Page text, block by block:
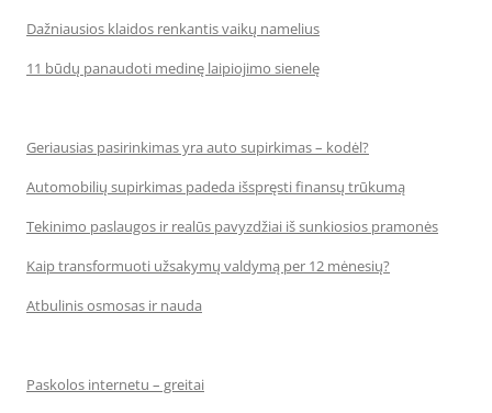
Dažniausios klaidos renkantis vaikų namelius
11 būdų panaudoti medinę laipiojimo sienelę
Geriausias pasirinkimas yra auto supirkimas – kodėl?
Automobilių supirkimas padeda išspręsti finansų trūkumą
Tekinimo paslaugos ir realūs pavyzdžiai iš sunkiosios pramonės
Kaip transformuoti užsakymų valdymą per 12 mėnesių?
Atbulinis osmosas ir nauda
Paskolos internetu – greitai